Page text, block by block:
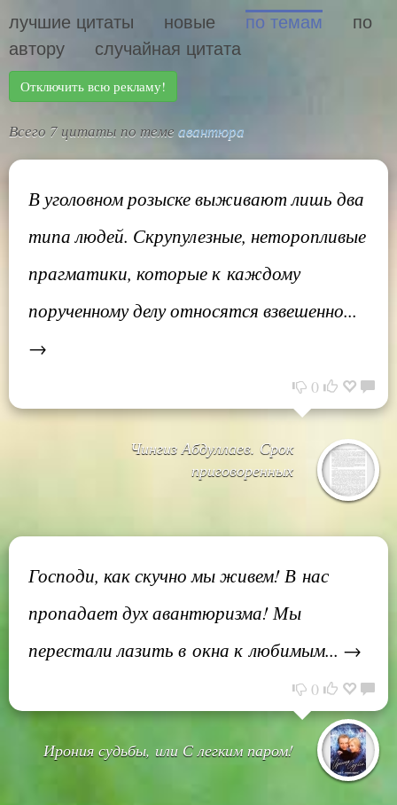
лучшие цитаты новые по темам
по
автору
случайная цитата
Отключить всю рекламу!
Всего 7 цитаты по теме авантюра
В уголовном розыске выживают лишь два
типа людей. Скрупулезные, неторопливые
прагматики, которые к каждому
порученному делу относятся взвешенно...
→
0
Чингиз Абдуллаев. Срок
приговоренных
Господи, как скучно мы живем! В нас
пропадает дух авантюризма! Мы
перестали лазить в окна к любимым... →
0
Ирония судьбы, или С легким паром!